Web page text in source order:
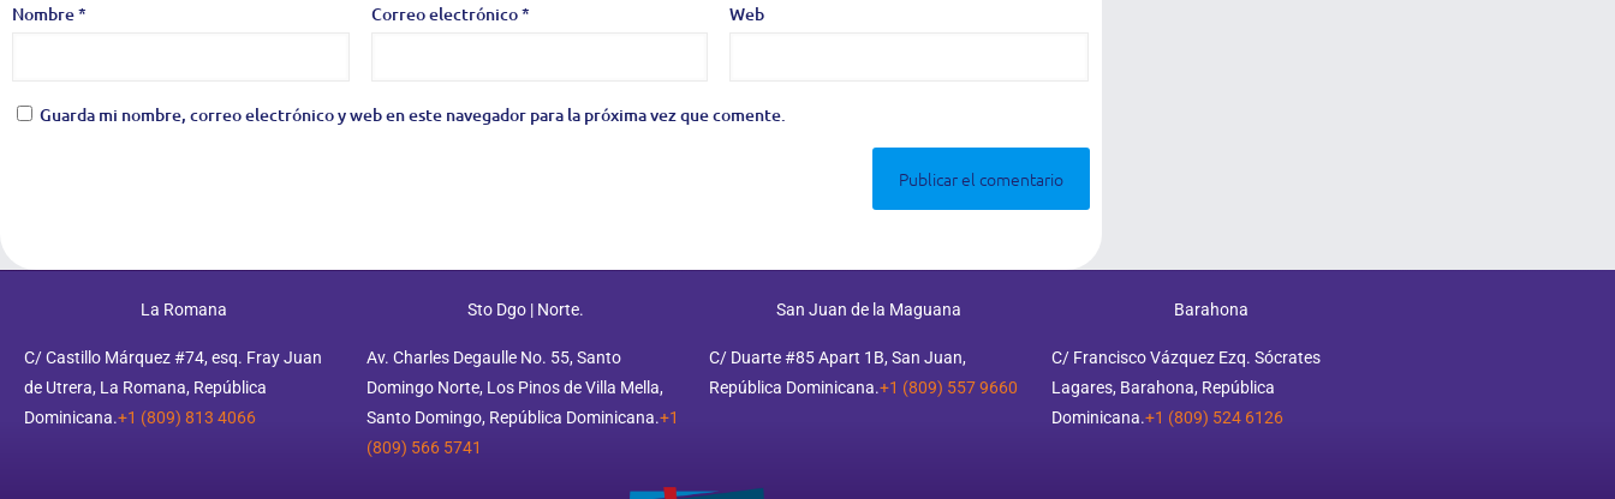
Nombre* Correo electrónico* Web
Guarda mi nombre, correo electrónico y web en este navegador para la próxima vez que comente.
La Romana
C/ Castillo Márquez #74, esq. Fray Juan
de Utrera, La Romana, República
Dominicana.+1 (809) 813 4066
Sto Dgo | Norte.
Av. Charles Degaulle No. 55, Santo
Domingo Norte, Los Pinos de Villa Mella,
Santo Domingo, República Dominicana.+1
(809) 566 5741
San Juan de la Maguana
C/ Duarte #85 Apart 1B, San Juan,
República Dominicana.+1 (809) 557 9660
Barahona
C/ Francisco Vázquez Ezq. Sócrates
Lagares, Barahona, República
Dominicana.+1 (809) 524 6126